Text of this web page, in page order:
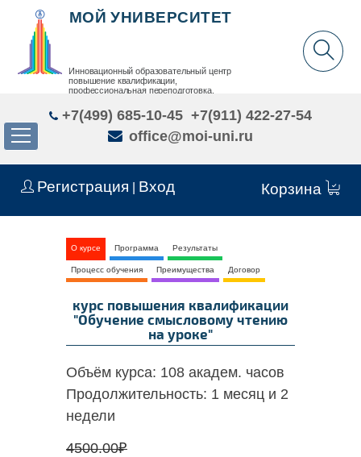
Регистрация Вход Корзина
МОЙ УНИВЕРСИТЕТ
Инновационный образовательный центр
повышение квалификации,
профессиональная переподготовка,
+7(499) 685-10-45 +7(911) 422-27-54
office@moi-uni.ru
О курсе Программа Результаты
Процесс обучения Преимущества Договор
курс повышения квалификации
"Обучение смысловому чтению
на уроке"
Объём курса: 108 академ. часов
Продолжительность: 1 месяц и 2
недели
4500.00₽